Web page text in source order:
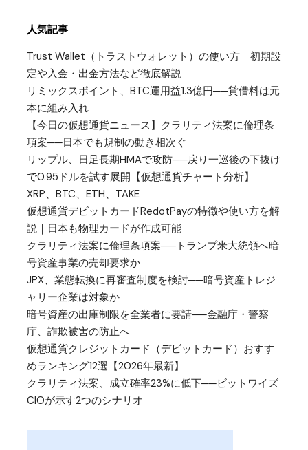
人気記事
Trust Wallet（トラストウォレット）の使い方｜初期設
定や入金・出金方法など徹底解説
リミックスポイント、BTC運用益1.3億円──貸借料は元
本に組み入れ
【今日の仮想通貨ニュース】クラリティ法案に倫理条
項案──日本でも規制の動き相次ぐ
リップル、日足長期HMAで攻防──戻り一巡後の下抜け
で0.95ドルを試す展開【仮想通貨チャート分析】
XRP、BTC、ETH、TAKE
仮想通貨デビットカードRedotPayの特徴や使い方を解
説｜日本も物理カードが作成可能
クラリティ法案に倫理条項案──トランプ米大統領へ暗
号資産事業の売却要求か
JPX、業態転換に再審査制度を検討──暗号資産トレジ
ャリー企業は対象か
暗号資産の出庫制限を全業者に要請──金融庁・警察
庁、詐欺被害の防止へ
仮想通貨クレジットカード（デビットカード）おすす
めランキング12選【2026年最新】
クラリティ法案、成立確率23%に低下──ビットワイズ
CIOが示す2つのシナリオ